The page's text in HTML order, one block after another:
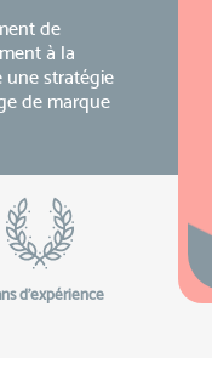
de
à la
une stratégie
de marque
d'expérience